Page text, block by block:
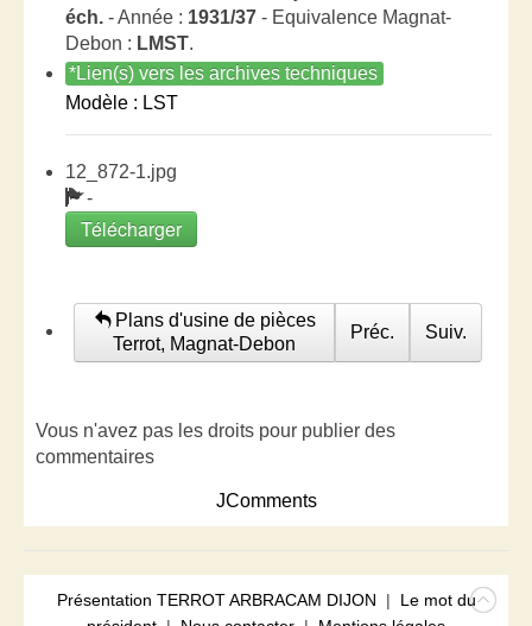
éch. - Année : 1931/37 - Equivalence Magnat-
Debon : LMST.
*Lien(s) vers les archives techniques
Modèle : LST
12_872-1.jpg
-
Télécharger
Plans d'usine de pièces
Terrot, Magnat-Debon
Préc. Suiv.
Vous n'avez pas les droits pour publier des
commentaires
JComments
Présentation TERROT ARBRACAM DIJON | Le mot du